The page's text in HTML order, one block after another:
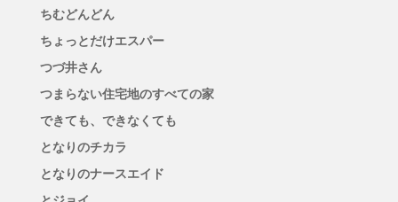
ちむどんどん
ちょっとだけエスパー
つづ井さん
つまらない住宅地のすべての家
できても、できなくても
となりのチカラ
となりのナースエイド